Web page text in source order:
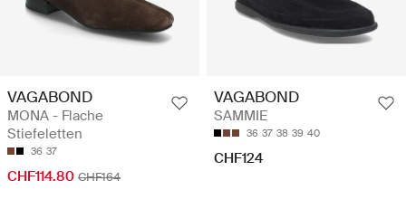
VAGABOND
MONA - Flache
Stiefeletten
36 37
CHF114.80 CHF164
VAGABOND
SAMMIE
36 37 38 39 40
CHF124